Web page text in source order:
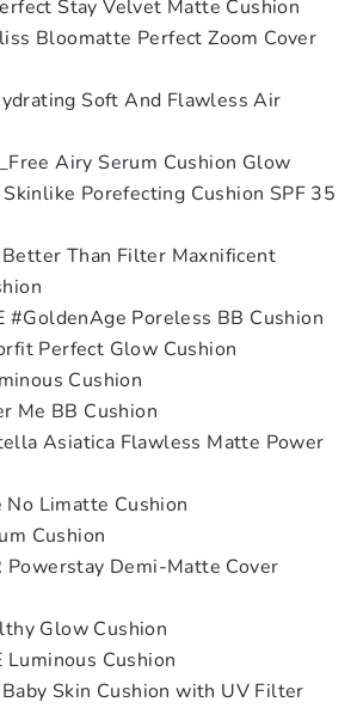
Stay Velvet Matte Cushion
Bloomatte Perfect Zoom Cover
Soft And Flawless Air
Airy Serum Cushion Glow
Porefecting Cushion SPF 35
Better Than Filter Maxnificent
#GoldenAge Poreless BB Cushion
Perfect Glow Cushion
Cushion
Me BB Cushion
Asiatica Flawless Matte Power
No Limatte Cushion
Cushion
Powerstay Demi-Matte Cover
Glow Cushion
Luminous Cushion
Baby Skin Cushion with UV Filter